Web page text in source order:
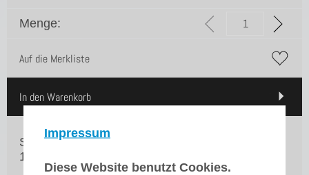
Impressum
Diese Website benutzt Cookies.
Menge:
Auf die Merkliste
In den Warenkorb
Sprühkopf Dichtung für die Mondo-Serie von
1996 bis 2009